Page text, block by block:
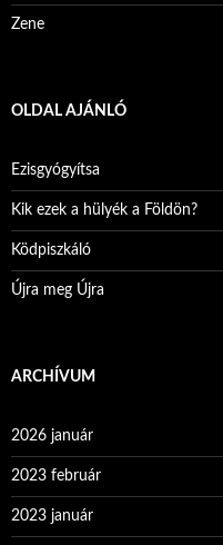
Zene
OLDAL AJÁNLÓ
Ezisgyógyítsa
Kik ezek a hülyék a Földön?
Ködpiszkáló
Újra meg Újra
ARCHÍVUM
2026 január
2023 február
2023 január